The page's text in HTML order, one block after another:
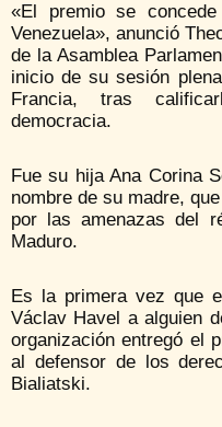
«El premio se
Venezuela», anunció
de la Asamblea
inicio de su sesión
Francia, tras
democracia.
Fue su hija Ana Corina
nombre de su madre,
por las amenazas del
Maduro.
Es la primera vez que
Václav Havel a alguien
organización entregó el
al defensor de los
Bialiatski.